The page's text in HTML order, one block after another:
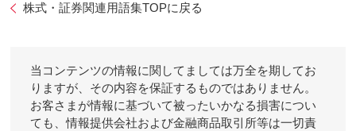
株式・証券関連用語集TOPに戻る
当コンテンツの情報に関してましては万全を期してお
りますが、その内容を保証するものではありません。
お客さまが情報に基づいて被ったいかなる損害につい
ても、情報提供会社および金融商品取引所等は一切責